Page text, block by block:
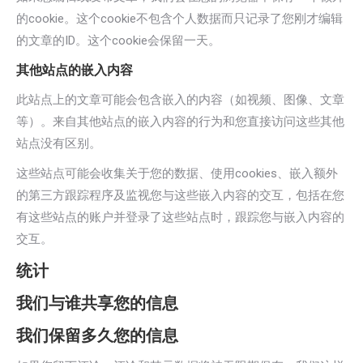
的cookie。这个cookie不包含个人数据而只记录了您刚才编辑
的文章的ID。这个cookie会保留一天。
其他站点的嵌入内容
此站点上的文章可能会包含嵌入的内容（如视频、图像、文章
等）。来自其他站点的嵌入内容的行为和您直接访问这些其他
站点没有区别。
这些站点可能会收集关于您的数据、使用cookies、嵌入额外
的第三方跟踪程序及监视您与这些嵌入内容的交互，包括在您
有这些站点的账户并登录了这些站点时，跟踪您与嵌入内容的
交互。
统计
我们与谁共享您的信息
我们保留多久您的信息